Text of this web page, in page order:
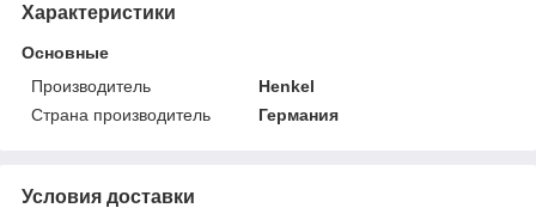
Характеристики
Основные
Производитель
Henkel
Страна производитель
Германия
Условия доставки